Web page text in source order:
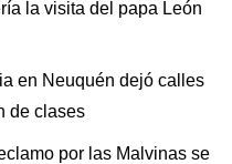
la visita del papa León
en Neuquén dejó calles
de clases
por las Malvinas se